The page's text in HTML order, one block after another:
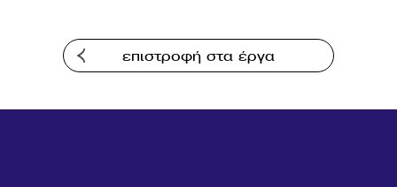
Επικοινωνία
επιστροφή στα έργα